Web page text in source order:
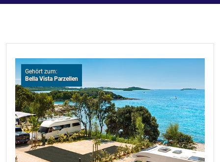
Gehört zum:
Bella Vista Parzellen